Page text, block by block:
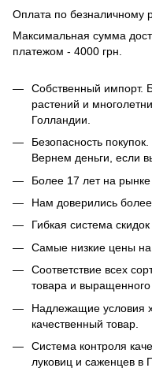
Оплата по безналичному
Максимальная сумма
платежом - 4000 грн.
Собственный импорт.
растений и
Голландии.
Безопасность
Вернем деньги, если
Более 17 лет на рынке
Нам доверились
Гибкая система скидок
Самые низкие цены на
Соответствие всех
товара и выращенного
Надлежащие условия
качественный товар.
Система контроля
луковиц и саженцев в